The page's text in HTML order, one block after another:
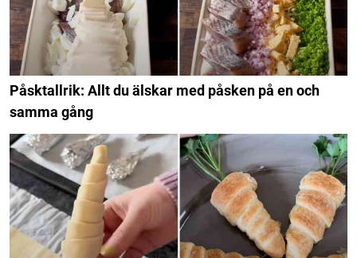
Påsktallrik: Allt du älskar med påsken på en och
samma gång